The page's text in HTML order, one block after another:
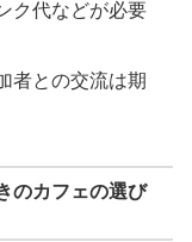
ク代などが必要
者との交流は期
のカフェの選び